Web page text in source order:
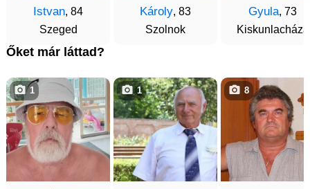
Istvan, 84
Szeged
Károly, 83
Szolnok
Gyula, 73
Kiskunlacháza
Őket már láttad?
1 1 8